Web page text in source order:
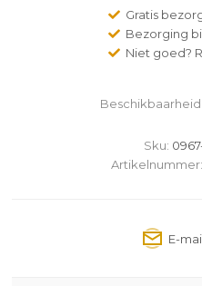
Gratis
Bezorging
Niet goed?
Beschikbaarheid:
Sku:
Artikelnummer: